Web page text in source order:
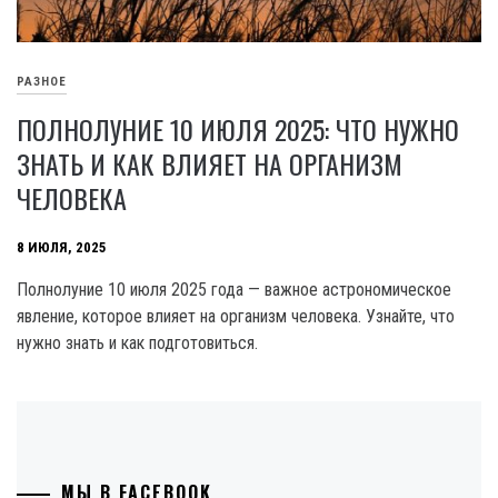
РАЗНОЕ
ПОЛНОЛУНИЕ 10 ИЮЛЯ 2025: ЧТО НУЖНО
ЗНАТЬ И КАК ВЛИЯЕТ НА ОРГАНИЗМ
ЧЕЛОВЕКА
8 ИЮЛЯ, 2025
Полнолуние 10 июля 2025 года — важное астрономическое
явление, которое влияет на организм человека. Узнайте, что
нужно знать и как подготовиться.
МЫ В FACEBOOK